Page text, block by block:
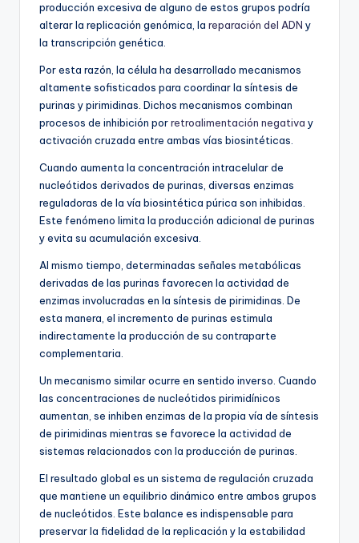
producción excesiva de alguno de estos grupos podría
alterar la replicación genómica, la reparación del ADN y
la transcripción genética.
Por esta razón, la célula ha desarrollado mecanismos
altamente sofisticados para coordinar la síntesis de
purinas y pirimidinas. Dichos mecanismos combinan
procesos de inhibición porretroalimentación negativa y
activación cruzada entre ambas vías biosintéticas.
Cuando aumenta la concentración intracelular de
nucleótidos derivados de purinas, diversas enzimas
reguladoras de la vía biosintética púrica son inhibidas.
Este fenómeno limita la producción adicional de purinas
y evita su acumulación excesiva.
Al mismo tiempo, determinadas señales metabólicas
derivadas de las purinas favorecen la actividad de
enzimas involucradas en la síntesis de pirimidinas. De
esta manera, el incremento de purinas estimula
indirectamente la producción de su contraparte
complementaria.
Un mecanismo similar ocurre en sentido inverso. Cuando
las concentraciones de nucleótidos pirimidínicos
aumentan, se inhiben enzimas de la propia vía de síntesis
de pirimidinas mientras se favorece la actividad de
sistemas relacionados con la producción de purinas.
El resultado global es un sistema de regulación cruzada
que mantiene un equilibrio dinámico entre ambos grupos
de nucleótidos. Este balance es indispensable para
preservar la fidelidad de la replicación y la estabilidad